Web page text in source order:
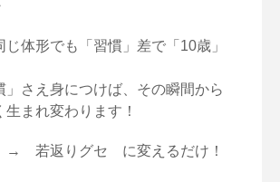
じ体形でも「習慣」差で「10歳」
」さえ身につけば、その瞬間から
生まれ変わります！
若返りグセ に変えるだけ！